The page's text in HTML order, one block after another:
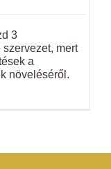
3
mert
a
növeléséről.